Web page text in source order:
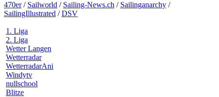
470er/ Sailworld / Sailing-News.ch / Sailinganarchy /
SailingIllustrated /DSV
1. Liga
2. Liga
Wetter Langen
Wetterradar
WetterradarAni
Windytv
nullschool
Blitze